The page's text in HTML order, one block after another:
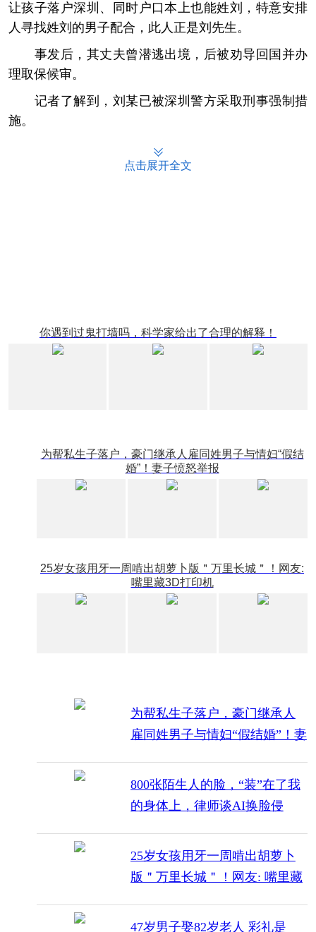
让孩子落户深圳、同时户口本上也能姓刘，特意安排
人寻找姓刘的男子配合，此人正是刘先生。
事发后，其丈夫曾潜逃出境，后被劝导回国并办
理取保候审。
记者了解到，刘某已被深圳警方采取刑事强制措
施。
记者调查发现社交平台上有不少所谓"协助落
户"的帖子，其中主要是帮助办理积分落户，但也可以
记者还发现，有律师事务所相关负责人借名下教
点击展开全文
你遇到过鬼打墙吗，科学家给出了合理的解释！
为帮私生子落户，豪门继承人雇同姓男子与情妇“假结
婚”！妻子愤怒举报
25岁女孩用牙一周啃出胡萝卜版＂万里长城＂！网友:
嘴里藏3D打印机
为帮私生子落户，豪门继承人
雇同姓男子与情妇“假结婚”！妻
800张陌生人的脸，“装”在了我
的身体上，律师谈AI换脸侵
25岁女孩用牙一周啃出胡萝卜
版＂万里长城＂！网友: 嘴里藏
47岁男子娶82岁老人 彩礼是